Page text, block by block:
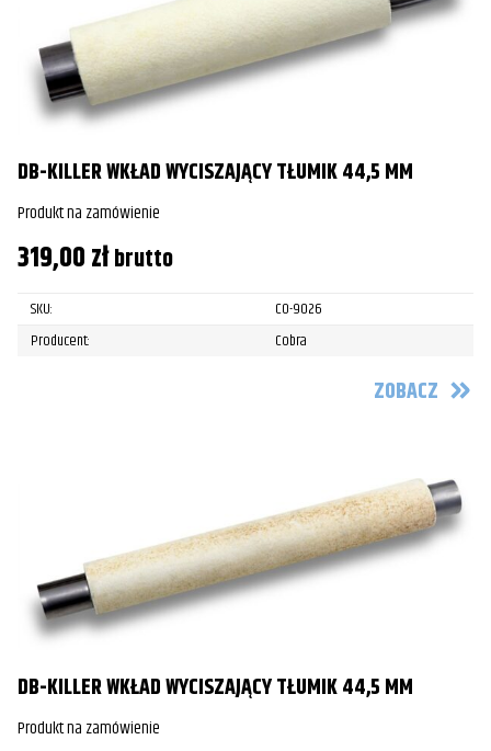
DB-KILLER WKŁAD WYCISZAJĄCY TŁUMIK 44,5 MM
Produkt na zamówienie
319,00złbrutto
SKU:
CO-9026
Producent:
Cobra
ZOBACZ
DB-KILLER WKŁAD WYCISZAJĄCY TŁUMIK 44,5 MM
Produkt na zamówienie